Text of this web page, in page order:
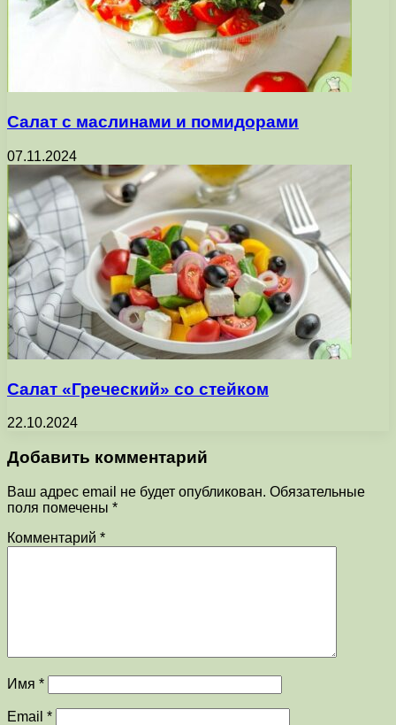
Салат с маслинами и помидорами
07.11.2024
Салат «Греческий» со стейком
22.10.2024
Добавить комментарий
Ваш адрес email не будет опубликован. Обязательные
поля помечены *
Комментарий *
Имя *
Email *